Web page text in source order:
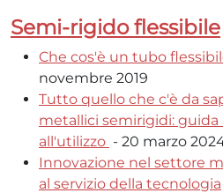
Semi-rigido flessibile
Che cos'è un tubo
novembre 2019
Tutto quello che c'è da
metallici semirigidi: guida
all'utilizzo - 20 marzo
Innovazione nel settore
al servizio della tecnologia